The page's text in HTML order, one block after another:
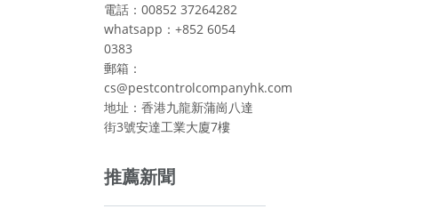
電話：00852 37264282
whatsapp：+852 6054
0383
郵箱：
cs@pestcontrolcompanyhk.com
地址：香港九龍新蒲崗八達
街3號安達工業大廈7樓
推薦新聞